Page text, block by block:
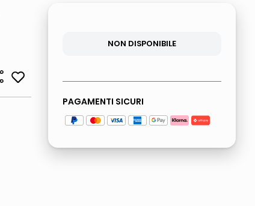
NON DISPONIBILE
PAGAMENTI SICURI